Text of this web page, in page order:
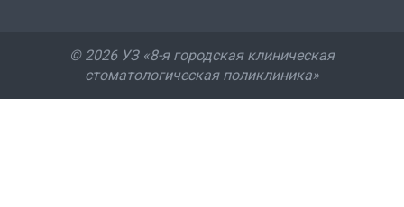
© 2026 УЗ «8-я городская клиническая
стоматологическая поликлиника»